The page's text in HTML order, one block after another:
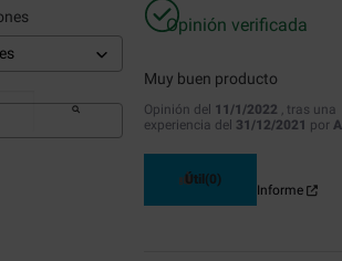
Opinión verificada
Muy buen producto
Opinión del 11/1/2022 , tras una
experiencia del 31/12/2021 por
Útil(0)
Informe